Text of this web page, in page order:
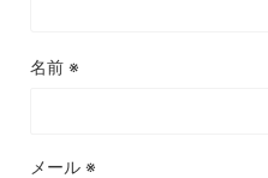
名前 ※
メール ※